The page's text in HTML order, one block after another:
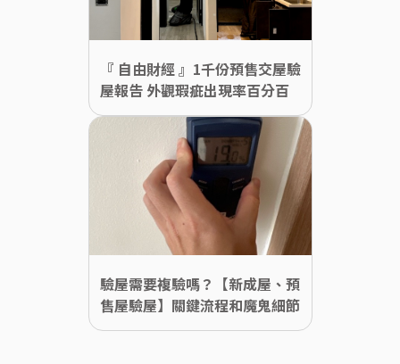
『 自由財經 』1千份預售交屋驗
屋報告 外觀瑕疵出現率百分百
驗屋需要複驗嗎？【新成屋、預
售屋驗屋】關鍵流程和魔鬼細節